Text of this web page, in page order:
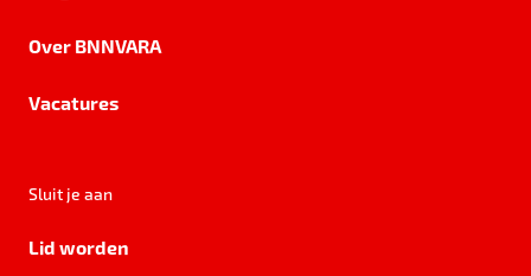
Over BNNVARA
Vacatures
Sluit je aan
Lid worden